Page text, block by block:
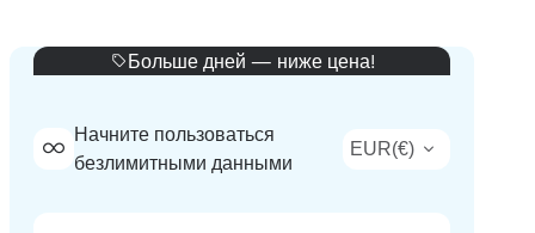
Больше дней — ниже цена!
Начните пользоваться
безлимитными данными
EUR(€)